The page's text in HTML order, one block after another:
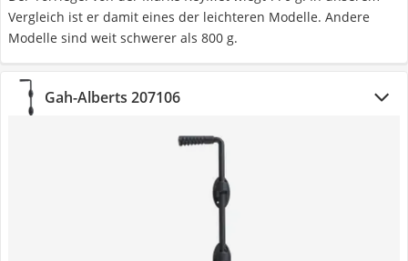
Vergleich ist er damit eines der leichteren Modelle. Andere
Modelle sind weit schwerer als 800 g.
Gah-Alberts 207106